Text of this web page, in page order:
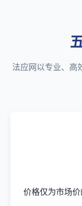
法应网以专业、高
价格仅为市场